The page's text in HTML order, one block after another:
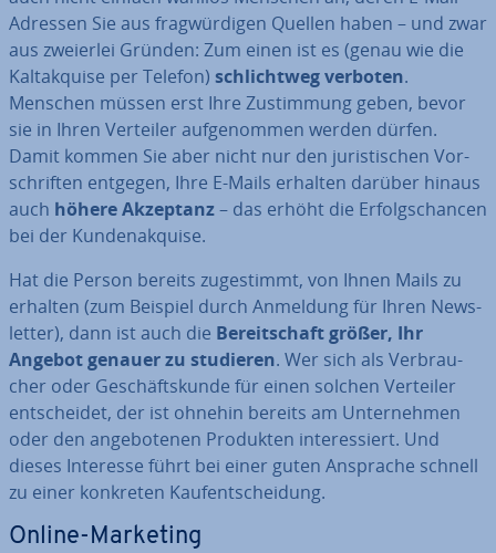
Adressen Sie aus frag­wür­di­gen Quellen haben – und zwar
aus zweierlei Gründen: Zum einen ist es (genau wie die
Kalt­ak­qui­se per Telefon) schlicht­weg verboten.
Menschen müssen erst Ihre Zu­stim­mung geben, bevor
sie in Ihren Verteiler auf­ge­nom­men werden dürfen.
Damit kommen Sie aber nicht nur den ju­ris­ti­schen Vor­
schrif­ten entgegen, Ihre E-Mails erhalten darüber hinaus
auch höhere Akzeptanz– das erhöht die Er­folgs­chan­cen
bei der Kun­den­ak­qui­se.
Hat die Person bereits zu­ge­stimmt, von Ihnen Mails zu
erhalten (zum Beispiel durch Anmeldung für Ihren News­
let­ter), dann ist auch die Be­reit­schaft größer, Ihr
Angebot genauer zu studieren. Wer sich als Ver­brau­
cher oder Ge­schäfts­kun­de für einen solchen Verteiler
ent­schei­det, der ist ohnehin bereits am Un­ter­neh­men
oder den an­ge­bo­te­nen Produkten in­ter­es­siert. Und
dieses Interesse führt bei einer guten Ansprache schnell
zu einer konkreten Kauf­ent­schei­dung.
Online-Marketing